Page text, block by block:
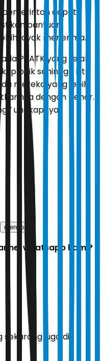
pemerintah dapat
bantuan
layak menerima.
PPATK yang telah
baik sehingga kita
mereka yang lebih
dengan benar.
ungkapnya.
mensos
whatsapp kami?
juga di